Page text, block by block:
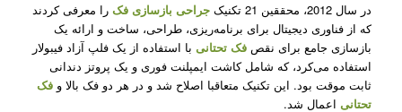
در سال 2012، محققین 21 تکنیک جراحی بازسازی فکرا معرفی کردند
که از فناوری دیجیتال برای برنامه‌ریزی، طراحی، ساخت و ارائه یک
بازسازی جامع برای نقص فک تحتانیبا استفاده از یک فلپ آزاد فیبولار
استفاده می‌کرد، که شامل کاشت ایمپلنت فوری و یک پروتز دندانی
ثابت موقت بود. این تکنیک متعاقبا اصلاح شد و در هر دو فک بالا و فک
تحتانیاعمال شد.